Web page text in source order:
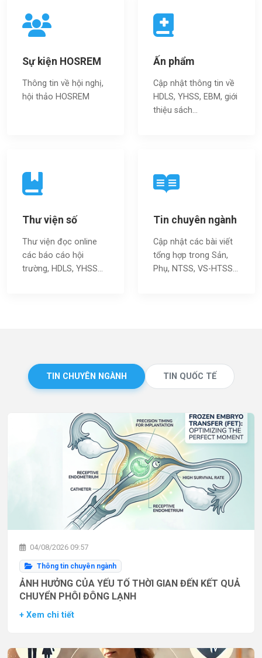
Sự kiện HOSREM
Thông tin về hội nghị,
hội thảo HOSREM
Ấn phẩm
Cập nhật thông tin về
HDLS, YHSS, EBM, giới
thiệu sách…
Thư viện số
Thư viện đọc online
các báo cáo hội
trường, HDLS, YHSS…
Tin chuyên ngành
Cập nhật các bài viết
tổng hợp trong Sản,
Phụ, NTSS, VS-HTSS...
TIN CHUYÊN NGÀNH TIN QUỐC TẾ
04/08/2026 09:57
Thông tin chuyên ngành
ẢNH HƯỞNG CỦA YẾU TỐ THỜI GIAN ĐẾN KẾT QUẢ
CHUYỂN PHÔI ĐÔNG LẠNH
+ Xem chi tiết